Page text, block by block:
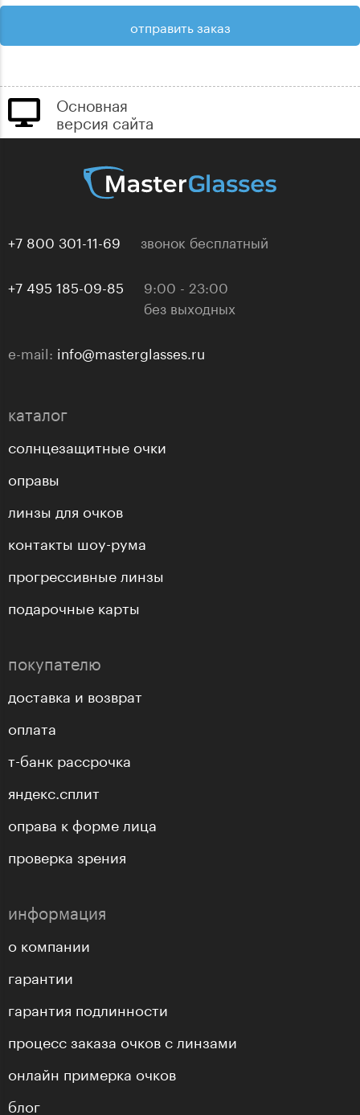
Основная
версия сайта
+7 800 301-11-69 звонок бесплатный
+7 495 185-09-85
9:00 - 23:00
без выходных
e-mail: info@masterglasses.ru
каталог
солнцезащитные очки
оправы
линзы для очков
контакты шоу-рума
прогрессивные линзы
подарочные карты
покупателю
доставка и возврат
оплата
т-банк рассрочка
яндекс.сплит
оправа к форме лица
проверка зрения
информация
о компании
гарантии
гарантия подлинности
процесс заказа очков с линзами
онлайн примерка очков
блог